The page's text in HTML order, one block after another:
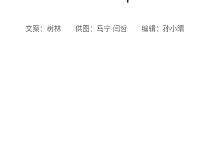
文案：树林 供图：马宁 闫哲 编辑：孙小晴